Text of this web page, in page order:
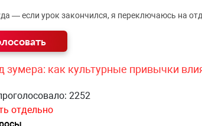
— если урок закончился, я переключаюсь на
зумера: как культурные привычки
2252
отдельно